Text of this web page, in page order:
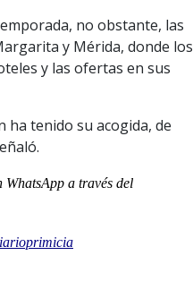
no obstante, las
y Mérida, donde los
y las ofertas en sus
ha tenido su acogida, de
a través del